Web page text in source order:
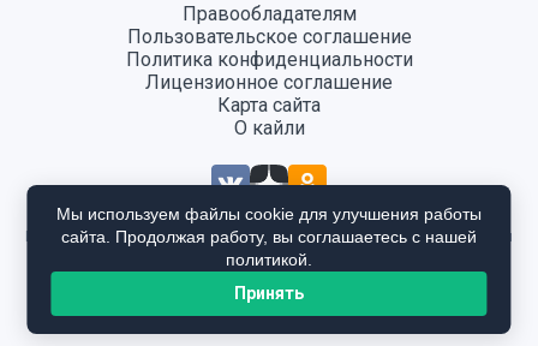
Правообладателям
Пользовательское соглашение
Политика конфиденциальности
Лицензионное соглашение
Карта сайта
О кайли
Информация, размещенная на сайте, не является публичной офертой
и предоставляется в ознакомительных целях. Для получения
подробной информации общайтесь в отдел продаж застройщика.
Мы используем файлы cookie для улучшения работы
сайта. Продолжая работу, вы соглашаетесь с нашей
политикой.
Принять